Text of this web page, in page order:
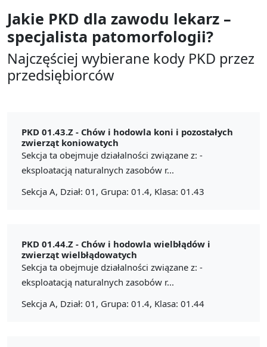
Jakie PKD dla zawodu lekarz –
specjalista patomorfologii?
Najczęściej wybierane kody PKD przez
przedsiębiorców
PKD 01.43.Z - Chów i hodowla koni i pozostałych
zwierząt koniowatych
Sekcja ta obejmuje działalności związane z: -
eksploatacją naturalnych zasobów r...
Sekcja A, Dział: 01, Grupa: 01.4, Klasa: 01.43
PKD 01.44.Z - Chów i hodowla wielbłądów i
zwierząt wielbłądowatych
Sekcja ta obejmuje działalności związane z: -
eksploatacją naturalnych zasobów r...
Sekcja A, Dział: 01, Grupa: 01.4, Klasa: 01.44